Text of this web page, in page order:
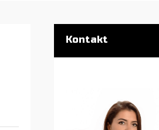
Kontakt